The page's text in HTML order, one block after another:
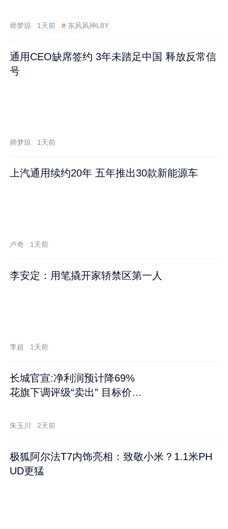
师梦琼 1天前 # 东风风神L8Y
通用CEO缺席签约 3年未踏足中国 释放反常信
号
师梦琼 1天前
上汽通用续约20年 五年推出30款新能源车
卢奇 1天前
李安定：用笔撬开家轿禁区第一人
李超 1天前
长城官宣:净利润预计降69%
花旗下调评级“卖出” 目标价再
朱玉川 2天前
极狐阿尔法T7内饰亮相：致敬小米？1.1米PH
UD更猛